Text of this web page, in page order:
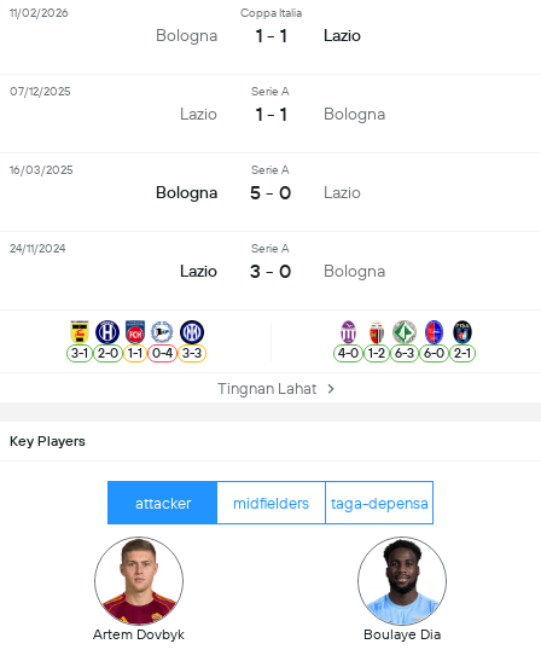
Key Players
attacker midfielders taga-depensa
Artem Dovbyk Boulaye Dia
Bologna
Coppa Italia
1 - 1 Lazio
11/02/2026
Lazio
Serie A
1 - 1 Bologna
07/12/2025
Bologna
Serie A
5 - 0 Lazio
16/03/2025
Lazio
Serie A
3 - 0 Bologna
24/11/2024
3-1 2-0 1-1 0-4 3-3 4-0 1-2 6-3 6-0 2-1
Tingnan Lahat